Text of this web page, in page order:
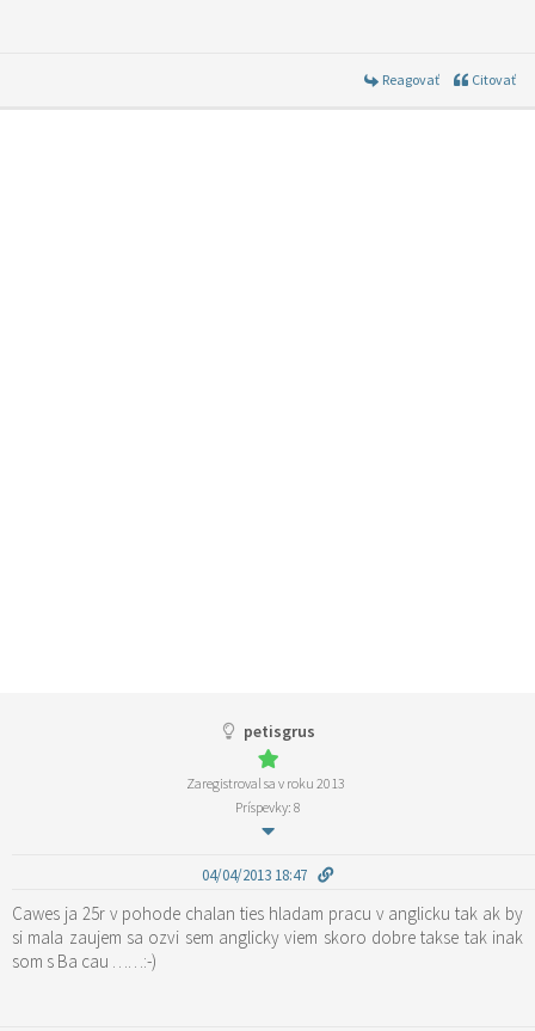
Reagovať Citovať
petisgrus
Zaregistroval sa v roku 2013
Príspevky: 8
04/04/2013 18:47
Cawes ja 25r v pohode chalan ties hladam pracu v anglicku tak ak by
si mala zaujem sa ozvi sem anglicky viem skoro dobre takse tak inak
som s Ba cau ……:-)